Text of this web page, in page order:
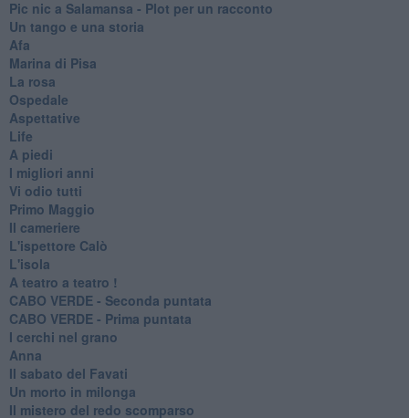
Pic nic a Salamansa - Plot per un racconto
Un tango e una storia
Afa
Marina di Pisa
La rosa
Ospedale
Aspettative
Life
A piedi
I migliori anni
Vi odio tutti
Primo Maggio
Il cameriere
L'ispettore Calò
L'isola
A teatro a teatro !
CABO VERDE - Seconda puntata
CABO VERDE - Prima puntata
I cerchi nel grano
Anna
Il sabato del Favati
Un morto in milonga
Il mistero del redo scomparso